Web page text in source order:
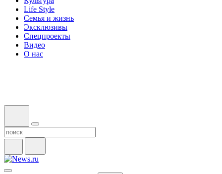
Life Style
Семья и жизнь
Эксклюзивы
Спецпроекты
Видео
О нас